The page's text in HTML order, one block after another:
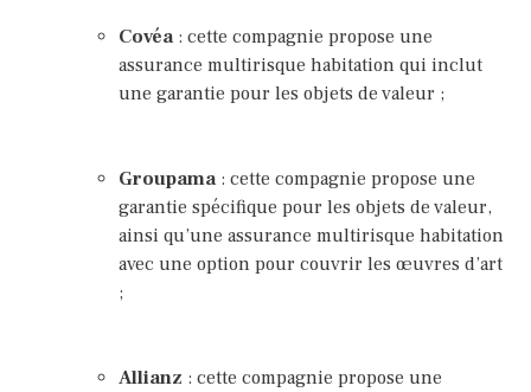
Covéa: cette compagnie propose une
assurance multirisque habitation qui inclut
une garantie pour les objets de valeur ;
Groupama: cette compagnie propose une
garantie spécifique pour les objets de valeur,
ainsi qu’une assurance multirisque habitation
avec une option pour couvrir les œuvres d’art
;
Allianz : cette compagnie propose une